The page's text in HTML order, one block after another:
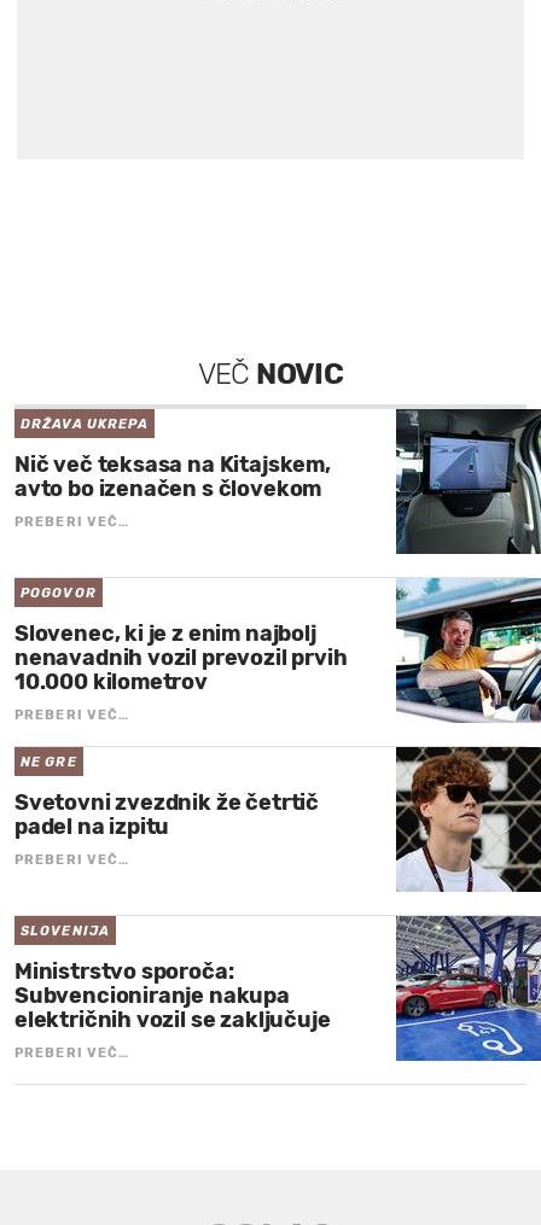
VEČ NOVIC
DRŽAVA UKREPA
Nič več teksasa na Kitajskem,
avto bo izenačen s človekom
PREBERI VEČ…
POGOVOR
Slovenec, ki je z enim najbolj
nenavadnih vozil prevozil prvih
10.000 kilometrov
PREBERI VEČ…
NE GRE
Svetovni zvezdnik že četrtič
padel na izpitu
PREBERI VEČ…
SLOVENIJA
Ministrstvo sporoča:
Subvencioniranje nakupa
električnih vozil se zaključuje
PREBERI VEČ…